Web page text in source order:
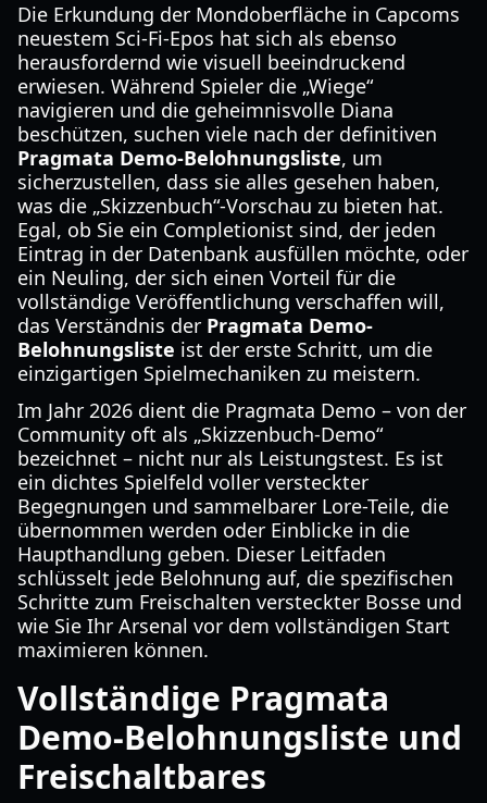
Die Erkundung der Mondoberfläche in Capcoms
neuestem Sci-Fi-Epos hat sich als ebenso
herausfordernd wie visuell beeindruckend
erwiesen. Während Spieler die „Wiege“
navigieren und die geheimnisvolle Diana
beschützen, suchen viele nach der definitiven
Pragmata Demo-Belohnungsliste, um
sicherzustellen, dass sie alles gesehen haben,
was die „Skizzenbuch“-Vorschau zu bieten hat.
Egal, ob Sie ein Completionist sind, der jeden
Eintrag in der Datenbank ausfüllen möchte, oder
ein Neuling, der sich einen Vorteil für die
vollständige Veröffentlichung verschaffen will,
das Verständnis der Pragmata Demo-
Belohnungsliste ist der erste Schritt, um die
einzigartigen Spielmechaniken zu meistern.
Im Jahr 2026 dient die Pragmata Demo – von der
Community oft als „Skizzenbuch-Demo“
bezeichnet – nicht nur als Leistungstest. Es ist
ein dichtes Spielfeld voller versteckter
Begegnungen und sammelbarer Lore-Teile, die
übernommen werden oder Einblicke in die
Haupthandlung geben. Dieser Leitfaden
schlüsselt jede Belohnung auf, die spezifischen
Schritte zum Freischalten versteckter Bosse und
wie Sie Ihr Arsenal vor dem vollständigen Start
maximieren können.
Vollständige Pragmata
Demo-Belohnungsliste und
Freischaltbares